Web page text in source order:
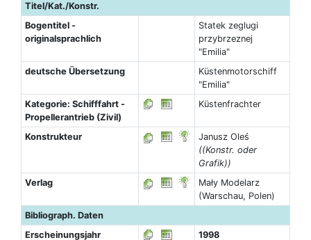
Titel/Kat./Konstr.
Bogentitel -
originalsprachlich
Statek zeglugi
przybrzeznej
"Emilia"
deutsche Übersetzung
Küstenmotorschiff
"Emilia"
Kategorie: Schifffahrt -
Propellerantrieb (Zivil)
Küstenfrachter
Konstrukteur
Janusz Oleś
((Konstr. oder
Grafik))
Verlag
Mały Modelarz
(Warschau, Polen)
Bibliograph. Daten
Erscheinungsjahr
1998